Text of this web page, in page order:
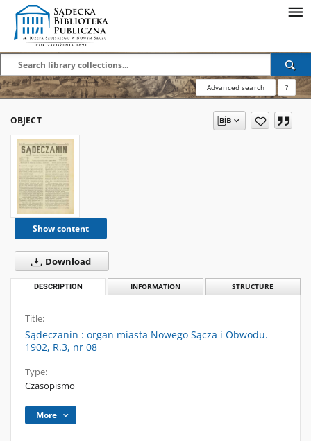
Advanced search ?
OBJECT
Show content
Download
DESCRIPTION INFORMATION STRUCTURE
Title:
Sądeczanin : organ miasta Nowego Sącza i Obwodu.
1902, R.3, nr 08
Type:
Czasopismo
More